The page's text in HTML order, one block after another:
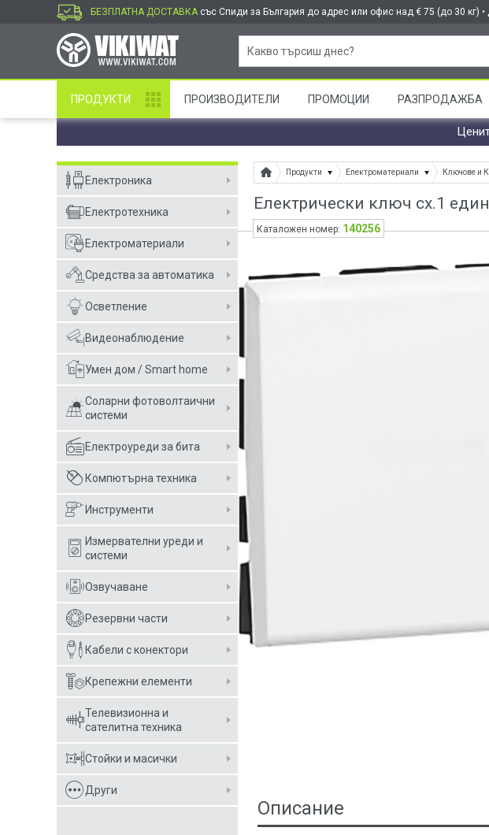
БЕЗПЛАТНА ДОСТАВКА със Спиди за България до адрес или офис над € 75 (до 30 кг) •
ПРОДУКТИ ПРОИЗВОДИТЕЛИ ПРОМОЦИИ РАЗПРОДАЖБА
Електроника
Електротехника
Електроматериали
Средства за автоматика
Осветление
Видеонаблюдение
Умен дом / Smart home
Соларни фотоволтаични
системи
Електроуреди за бита
Компютърна техника
Инструменти
Измервателни уреди и
системи
Озвучаване
Резервни части
Кабели с конектори
Крепежни елементи
Телевизионна и
сателитна техника
Стойки и масички
Други
Продукти Електроматериали Ключове и
Електрически ключ сх.1
Каталожен номер: 140256
Описание